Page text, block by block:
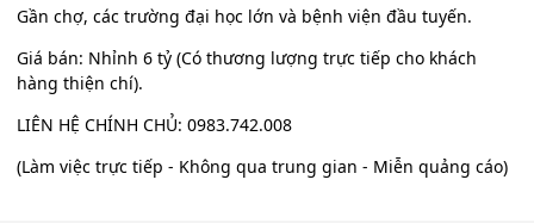
Gần chợ, các trường đại học lớn và bệnh viện đầu tuyến.
Giá bán: Nhỉnh 6 tỷ (Có thương lượng trực tiếp cho khách
hàng thiện chí).
LIÊN HỆ CHÍNH CHỦ: 0983.742.008
(Làm việc trực tiếp - Không qua trung gian - Miễn quảng cáo)